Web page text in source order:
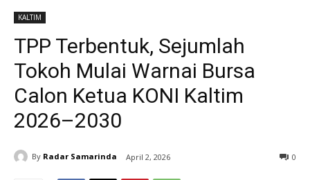
KALTIM
TPP Terbentuk, Sejumlah
Tokoh Mulai Warnai Bursa
Calon Ketua KONI Kaltim
2026–2030
By Radar Samarinda April 2, 2026 0